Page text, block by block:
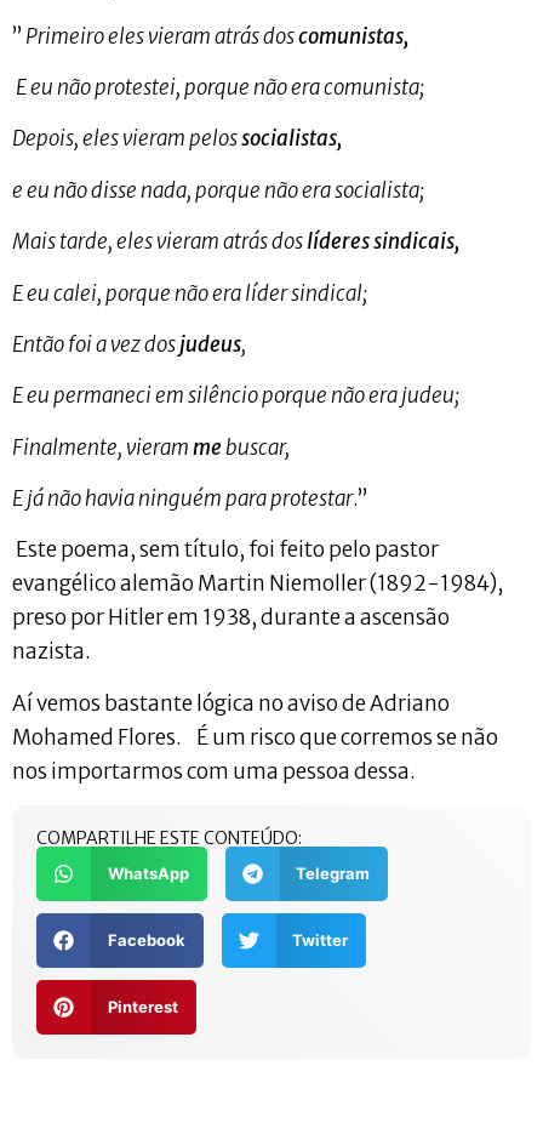
” Primeiro eles vieram atrás doscomunistas,
E eu não protestei, porque não era comunista;
Depois, eles vieram pelossocialistas,
e eu não disse nada, porque não era socialista;
Mais tarde, eles vieram atrás doslíderes sindicais,
E eu calei, porque não era líder sindical;
Então foi a vez dosjudeus,
E eu permaneci em silêncio porque não era judeu;
Finalmente, vierammebuscar,
E já não havia ninguém para protestar.”
Este poema, sem título, foi feito pelo pastor
evangélico alemão Martin Niemoller (1892-1984),
preso por Hitler em 1938, durante a ascensão
nazista.
Aí vemos bastante lógica no aviso de Adriano
Mohamed Flores. É um risco que corremos se não
nos importarmos com uma pessoa dessa.
COMPARTILHE ESTE CONTEÚDO:
WhatsApp Telegram
Facebook Twitter
Pinterest